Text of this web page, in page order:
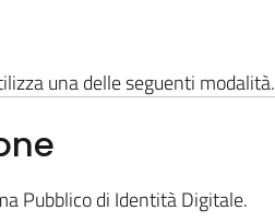
una delle seguenti modalità.
Pubblico di Identità Digitale.